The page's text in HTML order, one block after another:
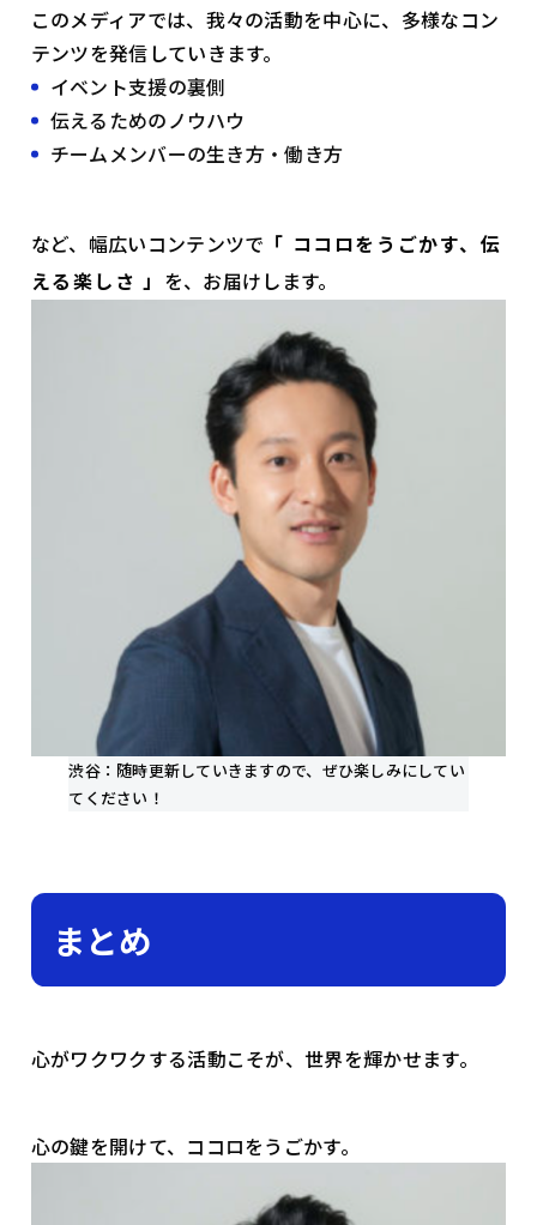
このメディアでは、我々の活動を中心に、多様なコン
テンツを発信していきます。
イベント支援の裏側
伝えるためのノウハウ
チームメンバーの生き方・働き方
など、幅広いコンテンツで 「 ココロをうごかす、伝
える楽しさ 」 を、お届けします。
渋谷：随時更新していきますので、ぜひ楽しみにしてい
てください！
まとめ
心がワクワクする活動こそが、世界を輝かせます。
心の鍵を開けて、ココロをうごかす。